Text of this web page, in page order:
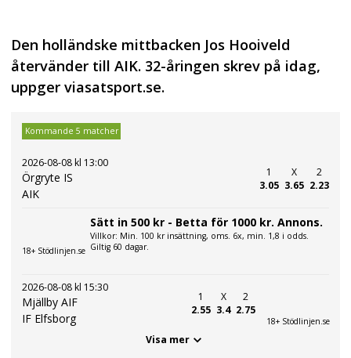
Den holländske mittbacken Jos Hooiveld
återvänder till AIK. 32-åringen skrev på idag,
uppger viasatsport.se.
Kommande 5 matcher
2026-08-08 kl 13:00
Örgryte IS
AIK
1
3.05
X
3.65
2
2.23
18+ Stödlinjen.se
Sätt in 500 kr - Betta för 1000 kr. Annons.
Villkor: Min. 100 kr insättning, oms. 6x, min. 1,8 i odds.
Giltig 60 dagar.
2026-08-08 kl 15:30
Mjällby AIF
IF Elfsborg
1
2.55
X
3.4
2
2.75
18+ Stödlinjen.se
Visa mer